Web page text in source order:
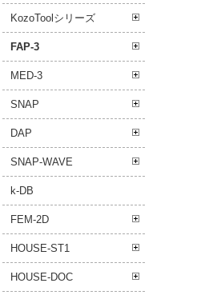
KozoToolシリーズ
FAP-3
MED-3
SNAP
DAP
SNAP-WAVE
k-DB
FEM-2D
HOUSE-ST1
HOUSE-DOC